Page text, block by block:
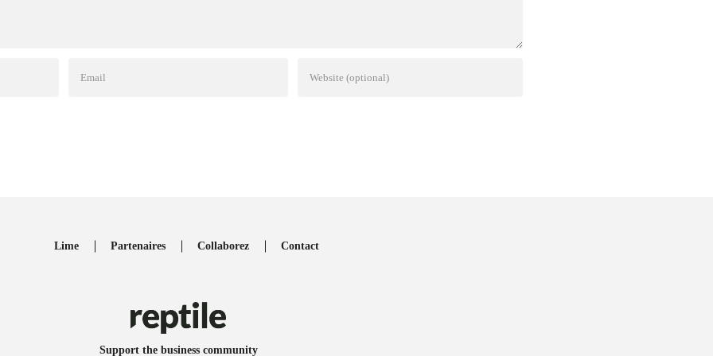
Lime Partenaires Collaborez Contact
Support the business community